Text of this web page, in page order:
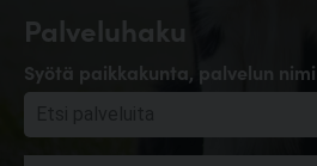
Palveluhaku
Syötä paikkakunta, palvelun